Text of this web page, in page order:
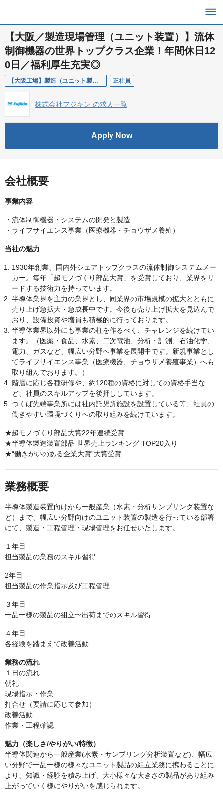
【大阪／製造現場管理（ユニット装置）】流体
制御機器の世界トップクラス企業！年間休日12
0日／福利厚生充実◎
【大阪工場】製造（ユニット製作課） 正社員
株式会社フジキン の求人一覧
Apply Now
会社概要
事業内容
・流体制御機器・システムの開発と製造
・ライフサイエンス事業（医療機器・チョウザメ養殖）
当社の魅力
1930年創業、国内外シェアトップクラスの流体制御システムメー
カー。毎年「超モノづくり部品大賞」を受賞しており、業界をリ
ードする技術力を持っています。
半導体業界を主力の業界とし、同業界の市場規模の拡大とともに
売り上げ急拡大・急成長中です。今後も売り上げ拡大を見込んで
おり、設備投資や増員も積極的に行っております。
半導体業界以外にも事業の柱を作るべく、チャレンジを続けてい
ます。（医薬・食品、水素、二次電池、分析・計測、石油化学、
電力、ガスなど、幅広い分野へ事業を展開中です。新規事業とし
てライフサイエンス事業（医療機器、チョウザメ養殖事業）へも
取り組んでおります。）
階層に応じ各種研修や、約120種の資格に対しての資格手当な
ど、社員のスキルアップを後押ししています。
つくば先端事業所には社内託児所施設を設置している等、社員の
働きやすい環境づくりへの取り組みを続けています。
★超モノづくり部品大賞22年連続受賞
★半導体製造装置部品 世界売上ランキング TOP20入り
★“働きがいのある企業大賞”大賞受賞
業務概要
半導体製造装置向けから一般産業（水素・分析サンプリング装置な
ど）まで、幅広い分野向けのユニット装置の製造を行っている部署
にて、製造・工程管理・現場管理をお任せいたします。
１年目
担当製品の業務のスキル習得
2年目
担当製品の作業指示及び工程管理
３年目
一品一様の製品の組立〜出荷までのスキル習得
４年目
各経験を踏まえて改善活動
業務の流れ
１日の流れ
朝礼
現場指示・作業
打合せ（要請に応じて参加）
改善活動
作業・工程確認
魅力（楽しさ/やりがい/特徴）
半導体関連から一般産業(水素・サンプリング分析装置など)、幅広
い分野で一品一様の様々なユニット製品の組立業務に携わることに
より、知識・経験を積み上げ、大小様々な大きさの製品があり組み
上がっていく様にやりがいを感じられます。